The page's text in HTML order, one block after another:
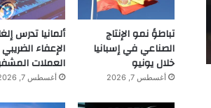
تباطؤ نمو الإنتاج
الصناعي في إسبانيا
خلال يونيو
أغسطس 7, 2026
ألمانيا تدرس
الإعفاء
العملات
أغسطس 7, 2026